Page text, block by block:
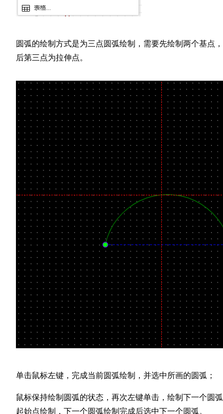
圆弧的绘制方式是为三点圆弧绘制，需要先绘制两个基点
后第三点为拉伸点。
单击鼠标左键，完成当前圆弧绘制，并选中所画的圆弧；
鼠标保持绘制圆弧的状态，再次左键单击，绘制下一个圆
起始点绘制，下一个圆弧绘制完成后选中下一个圆弧。